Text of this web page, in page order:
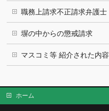
職務上請求不正請求弁護士
塀の中からの懲戒請求
マスコミ等 紹介された内容
ホーム